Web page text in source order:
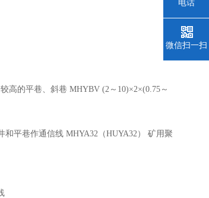
高的平巷、斜巷 MHYBV (2～10)×2×(0.75～
平巷作通信线 MHYA32（HUYA32） 矿用聚
电话
微信扫一扫